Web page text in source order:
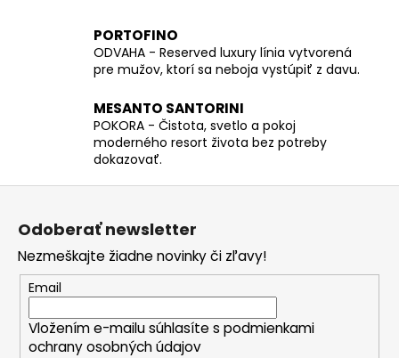
PORTOFINO
ODVAHA - Reserved luxury línia vytvorená
pre mužov, ktorí sa neboja vystúpiť z davu.
MESANTO SANTORINI
POKORA - Čistota, svetlo a pokoj
moderného resort života bez potreby
dokazovať.
Odoberať newsletter
Nezmeškajte žiadne novinky či zľavy!
Email
Vložením e-mailu súhlasíte s podmienkami
ochrany osobných údajov